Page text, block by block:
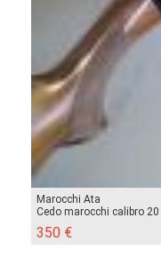
Marocchi Ata
Cedo marocchi calibro
350 €